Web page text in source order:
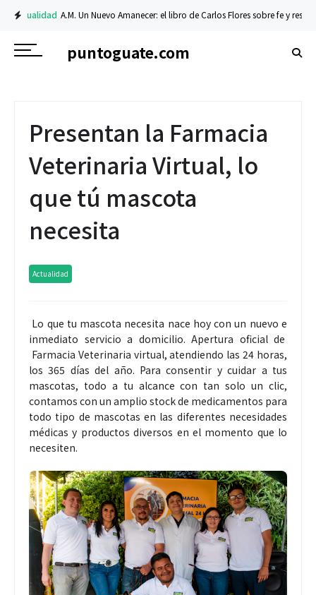
A.M. Un Nuevo Amanecer: el libro de Carlos Flores sobre fe y resiliencia
puntoguate.com
Presentan la Farmacia
Veterinaria Virtual, lo
que tú mascota
necesita
Actualidad
Lo que tu mascota necesita nace hoy con un nuevo e
inmediato servicio a domicilio. Apertura oficial de
Farmacia Veterinaria virtual, atendiendo las 24 horas,
los 365 días del año. Para consentir y cuidar a tus
mascotas, todo a tu alcance con tan solo un clic,
contamos con un amplio stock de medicamentos para
todo tipo de mascotas en las diferentes necesidades
médicas y productos diversos en el momento que lo
necesiten.